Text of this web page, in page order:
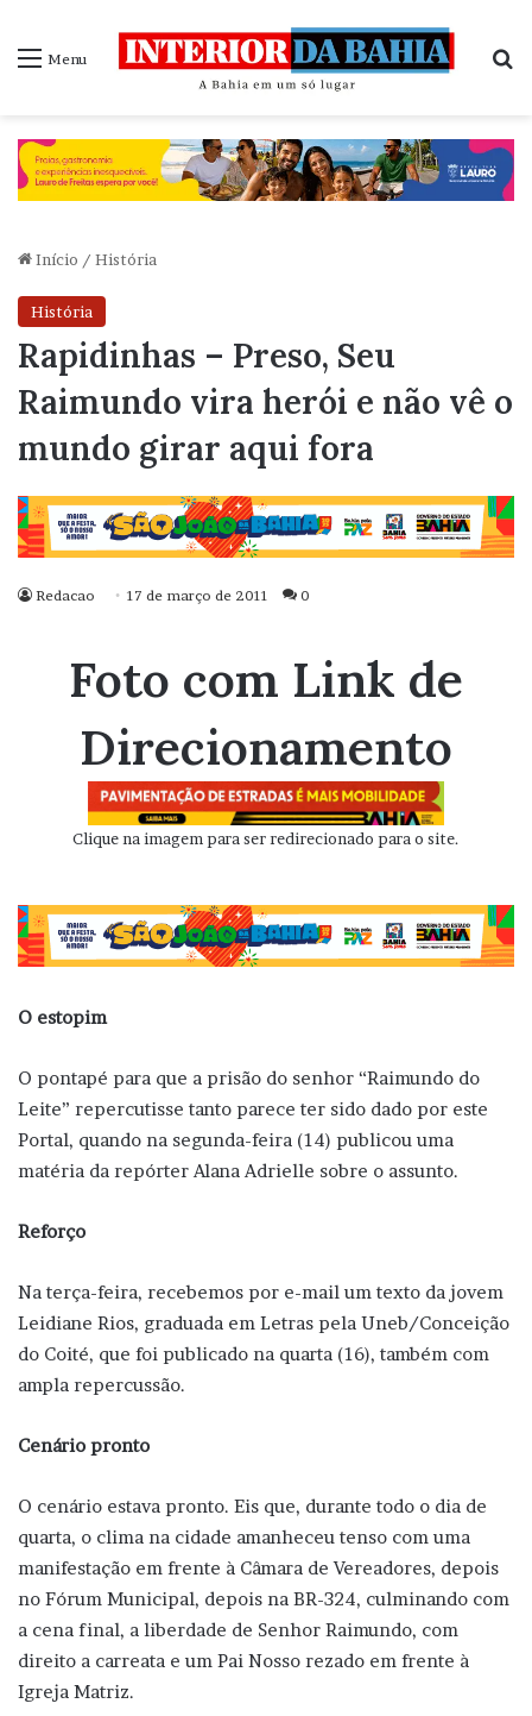
Menu
Início / História
História
Rapidinhas – Preso, Seu
Raimundo vira herói e não vê o
mundo girar aqui fora
Redacao 17 de março de 2011 0
Foto com Link de
Direcionamento
Clique na imagem para ser redirecionado para o site.
O estopim
O pontapé para que a prisão do senhor “Raimundo do
Leite” repercutisse tanto parece ter sido dado por este
Portal, quando na segunda-feira (14) publicou uma
matéria da repórter Alana Adrielle sobre o assunto.
Reforço
Na terça-feira, recebemos por e-mail um texto da jovem
Leidiane Rios, graduada em Letras pela Uneb/Conceição
do Coité, que foi publicado na quarta (16), também com
ampla repercussão.
Cenário pronto
O cenário estava pronto. Eis que, durante todo o dia de
quarta, o clima na cidade amanheceu tenso com uma
manifestação em frente à Câmara de Vereadores, depois
no Fórum Municipal, depois na BR-324, culminando com
a cena final, a liberdade de Senhor Raimundo, com
direito a carreata e um Pai Nosso rezado em frente à
Igreja Matriz.